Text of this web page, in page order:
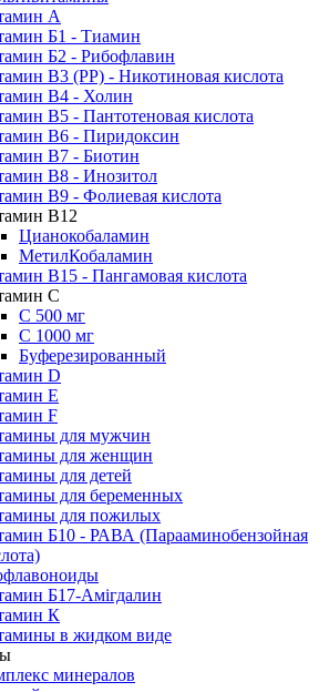
А
Б1 - Тиамин
Б2 - Рибофлавин
B3 (PP) - Никотиновая кислота
В4 - Холин
B5 - Пантотеновая кислота
B6 - Пиридоксин
B7 - Биотин
В8 - Инозитол
В9 - Фолиевая кислота
В12
Цианокобаламин
МетилКобаламин
В15 - Пангамовая кислота
C
С 500 мг
С 1000 мг
Буферезированный
D
E
F
для мужчин
для женщин
для детей
для беременных
для пожилых
Б10 - РАВА (Парааминобензойная
Б17-Амігдалин
К
в жидком виде
минералов